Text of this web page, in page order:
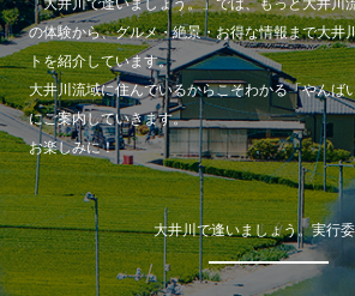
「大井川で逢いましょう。」では、もっと大井川
の体験から、グルメ・絶景・お得な情報まで大井
トを紹介しています。
大井川流域に住んでいるからこそわかる「やんば
にご案内していきます。
お楽しみに！
大井川で逢いましょう。実行